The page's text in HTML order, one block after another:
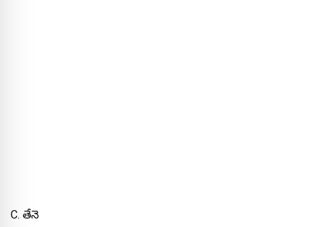
C. తేనె